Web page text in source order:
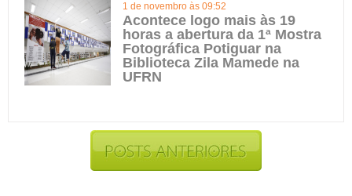
1 de novembro às 09:52
Acontece logo mais às 19
horas a abertura da 1ª Mostra
Fotográfica Potiguar na
Biblioteca Zila Mamede na
UFRN